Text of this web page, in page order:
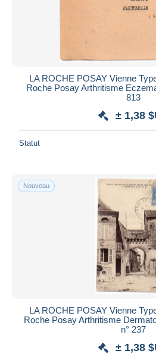
LA ROCHE POSAY Vienne
Roche Posay Arthritisme
813
± 1,38
Statut
Nouveau
LA ROCHE POSAY Vienne
Roche Posay Arthritisme
n° 237
± 1,38